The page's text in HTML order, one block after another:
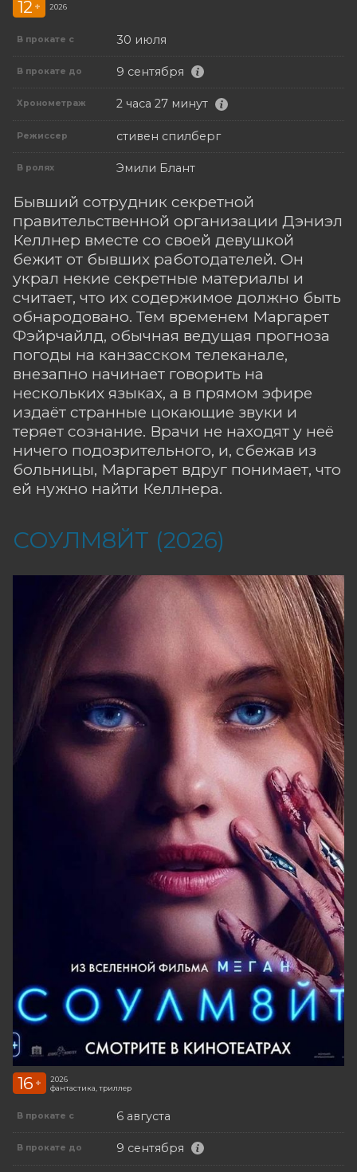
12 + 2026
В прокате с 30 июля
В прокате до 9 сентября
Хронометраж 2 часа 27 минут
Режиссер стивен спилберг
В ролях Эмили Блант
Бывший сотрудник секретной
правительственной организации Дэниэл
Келлнер вместе со своей девушкой
бежит от бывших работодателей. Он
украл некие секретные материалы и
считает, что их содержимое должно быть
обнародовано. Тем временем Маргарет
Фэйрчайлд, обычная ведущая прогноза
погоды на канзасском телеканале,
внезапно начинает говорить на
нескольких языках, а в прямом эфире
издаёт странные цокающие звуки и
теряет сознание. Врачи не находят у неё
ничего подозрительного, и, сбежав из
больницы, Маргарет вдруг понимает, что
ей нужно найти Келлнера.
СОУЛМ8ЙТ (2026)
16 +
2026
фантастика, триллер
В прокате с 6 августа
В прокате до 9 сентября